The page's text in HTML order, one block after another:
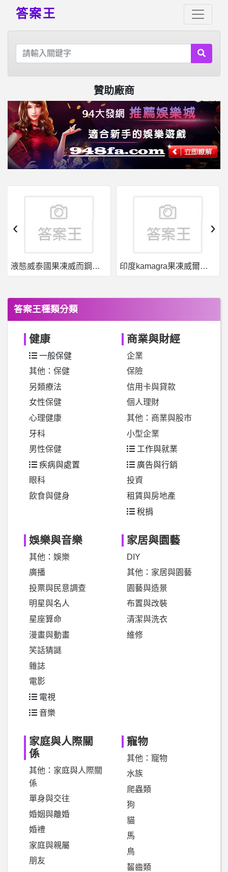
答案王
贊助廠商
液態威泰國果凍威而鋼哪裡買 印度kamagra果凍威爾剛用於治療男性勃起功能障礙
‹ ›
答案王種類分類
健康
一般保健
其他：保健
另類療法
女性保健
心理健康
牙科
男性保健
疾病與處置
眼科
飲食與健身
商業與財經
企業
保險
信用卡與貸款
個人理財
其他：商業與股市
小型企業
工作與就業
廣告與行銷
投資
租賃與房地產
稅捐
娛樂與音樂
其他：娛樂
廣播
投票與民意調查
明星與名人
星座算命
漫畫與動畫
笑話猜謎
雜誌
電影
電視
音樂
家居與園藝
DIY
其他：家居與園藝
園藝與造景
布置與改裝
清潔與洗衣
維修
家庭與人際關
係
其他：家庭與人際關
係
單身與交往
婚姻與離婚
婚禮
家庭與親屬
朋友
寵物
其他：寵物
水族
爬蟲類
狗
貓
馬
鳥
齧齒類